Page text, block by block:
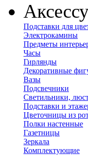
Подставки для
Электрокамины
Предметы
Часы
Гирлянды
Декоративные
Вазы
Подсвечники
Светильники,
Подставки и
Цветочницы из
Полки настенные
Газетницы
Зеркала
Комплектующие